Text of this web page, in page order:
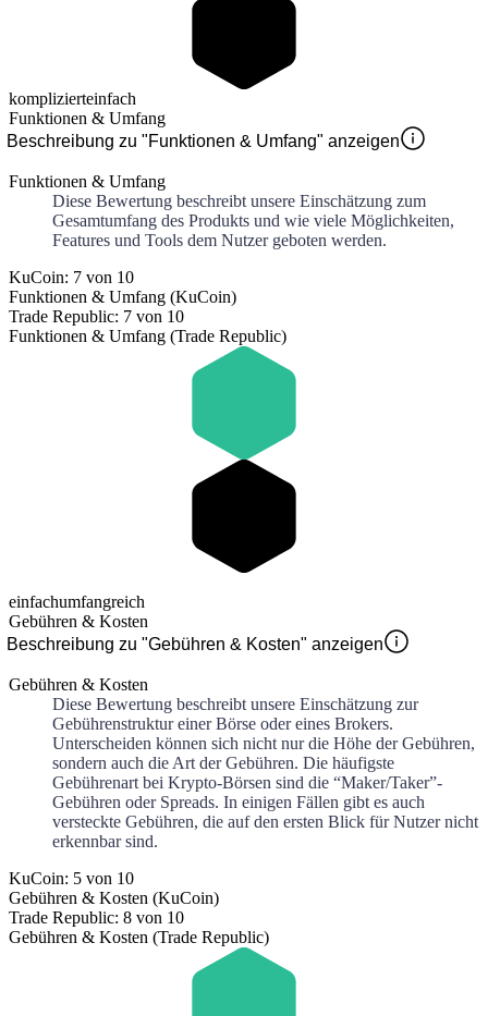
komplizierteinfach
Funktionen & Umfang
Beschreibung zu "Funktionen & Umfang" anzeigen
Funktionen & Umfang
Diese Bewertung beschreibt unsere Einschätzung zum
Gesamtumfang des Produkts und wie viele Möglichkeiten,
Features und Tools dem Nutzer geboten werden.
KuCoin: 7 von 10
Funktionen & Umfang (KuCoin)
Trade Republic: 7 von 10
Funktionen & Umfang (Trade Republic)
einfachumfangreich
Gebühren & Kosten
Beschreibung zu "Gebühren & Kosten" anzeigen
Gebühren & Kosten
Diese Bewertung beschreibt unsere Einschätzung zur
Gebührenstruktur einer Börse oder eines Brokers.
Unterscheiden können sich nicht nur die Höhe der Gebühren,
sondern auch die Art der Gebühren. Die häufigste
Gebührenart bei Krypto-Börsen sind die “Maker/Taker”-
Gebühren oder Spreads. In einigen Fällen gibt es auch
versteckte Gebühren, die auf den ersten Blick für Nutzer nicht
erkennbar sind.
KuCoin: 5 von 10
Gebühren & Kosten (KuCoin)
Trade Republic: 8 von 10
Gebühren & Kosten (Trade Republic)